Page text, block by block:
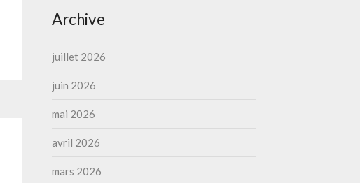
Archive
juillet 2026
juin 2026
mai 2026
avril 2026
mars 2026